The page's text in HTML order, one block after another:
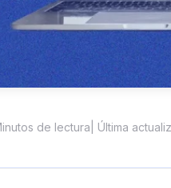
de lectura | Última